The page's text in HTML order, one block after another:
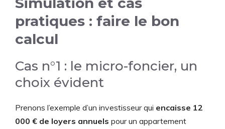
pratiques : faire le bon
calcul
Cas n°1 : le micro-foncier, un
choix évident
Prenons l’exemple d’un investisseur qui encaisse 12
000 € de loyers annuels pour un appartement